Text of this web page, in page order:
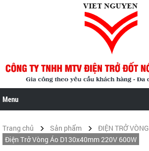
Menu
Trang chủ Sản phẩm
ĐIỆN TRỞ VÒNG
Điện Trở Vòng Áo D130x40mm 220V 600W